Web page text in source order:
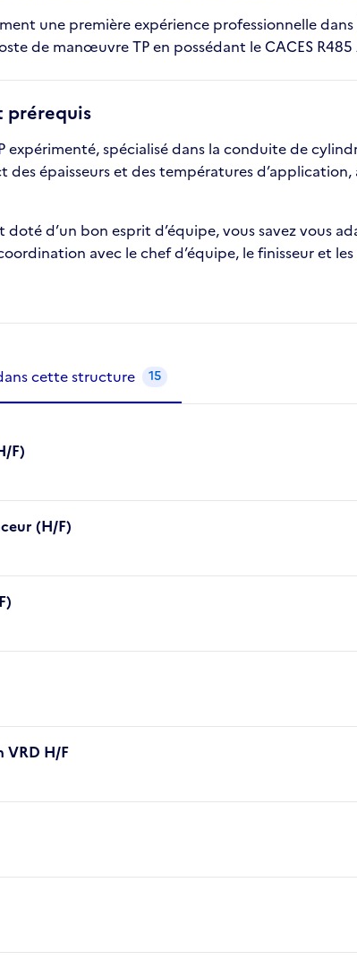
une première expérience professionnelle
de manœuvre TP en possédant le CACES R485
prérequis
expérimenté, spécialisé dans la conduite de
des épaisseurs et des températures
doté d’un bon esprit d’équipe, vous savez vous
avec le chef d’équipe, le finisseur et
structure
cette structure 15
F)
(H/F)
VRD H/F